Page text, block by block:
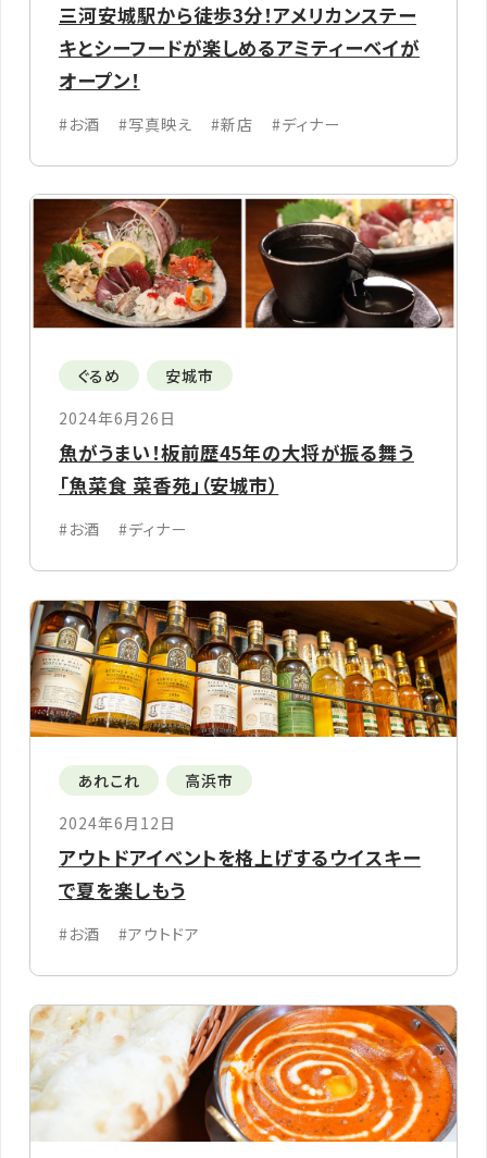
三河安城駅から徒歩3分！アメリカンステー
キとシーフードが楽しめるアミティーベイが
オープン！
#お酒 #写真映え #新店 #ディナー
ぐるめ
安城市
2024年6月26日
魚がうまい！板前歴45年の大将が振る舞う
「魚菜食 菜香苑」（安城市）
#お酒 #ディナー
あれこれ
高浜市
2024年6月12日
アウトドアイベントを格上げするウイスキー
で夏を楽しもう
#お酒 #アウトドア